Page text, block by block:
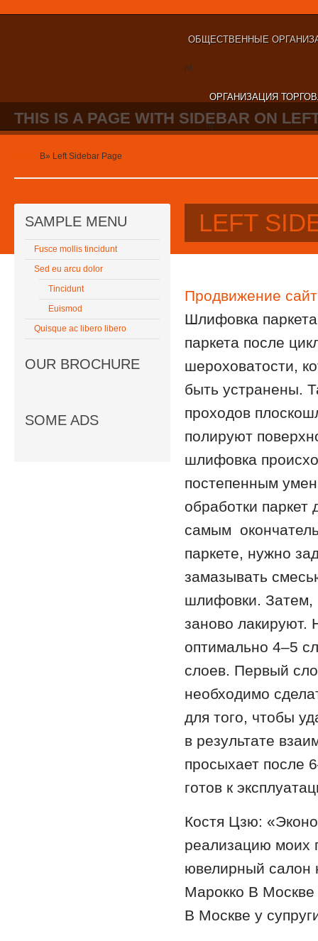
ОБЩЕСТВЕННЫЕ
nt
ОРГАНИЗАЦИЯ
nt
THIS IS A PAGE WITH SIDEBAR ON
В» Left Sidebar Page
SAMPLE MENU
Fusce mollis tincidunt
Sed eu arcu dolor
Tincidunt
Euismod
Quisque ac libero libero
OUR BROCHURE
SOME ADS
LEFT
Продвижение
Шлифовка
паркета после
шероховатости,
быть устранены.
проходов
полируют
шлифовка
постепенным
обработки
самым
паркете, нужно
замазывать
шлифовки. Затем,
заново лакируют.
оптимально 4–5
слоев. Первый
необходимо
для того, чтобы
в результате
просыхает после
готов к
Костя Цзю:
реализацию моих
ювелирный салон
Марокко В Москве
В Москве у